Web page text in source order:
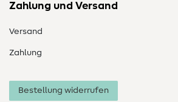
Zahlung und Versand
Versand
Zahlung
Bestellung widerrufen